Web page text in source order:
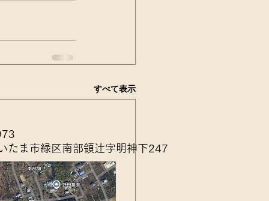
すべて表示
たま市緑区南部領辻字明神下247